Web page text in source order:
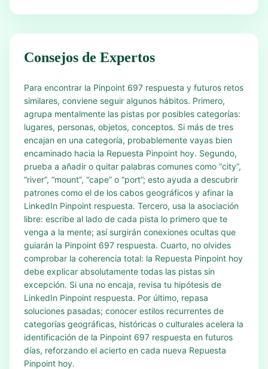
Consejos de Expertos
Para encontrar la Pinpoint 697 respuesta y futuros retos
similares, conviene seguir algunos hábitos. Primero,
agrupa mentalmente las pistas por posibles categorías:
lugares, personas, objetos, conceptos. Si más de tres
encajan en una categoría, probablemente vayas bien
encaminado hacia la Repuesta Pinpoint hoy. Segundo,
prueba a añadir o quitar palabras comunes como “city”,
“river”, “mount”, “cape” o “port”; esto ayuda a descubrir
patrones como el de los cabos geográficos y afinar la
LinkedIn Pinpoint respuesta. Tercero, usa la asociación
libre: escribe al lado de cada pista lo primero que te
venga a la mente; así surgirán conexiones ocultas que
guiarán la Pinpoint 697 respuesta. Cuarto, no olvides
comprobar la coherencia total: la Repuesta Pinpoint hoy
debe explicar absolutamente todas las pistas sin
excepción. Si una no encaja, revisa tu hipótesis de
LinkedIn Pinpoint respuesta. Por último, repasa
soluciones pasadas; conocer estilos recurrentes de
categorías geográficas, históricas o culturales acelera la
identificación de la Pinpoint 697 respuesta en futuros
días, reforzando el acierto en cada nueva Repuesta
Pinpoint hoy.